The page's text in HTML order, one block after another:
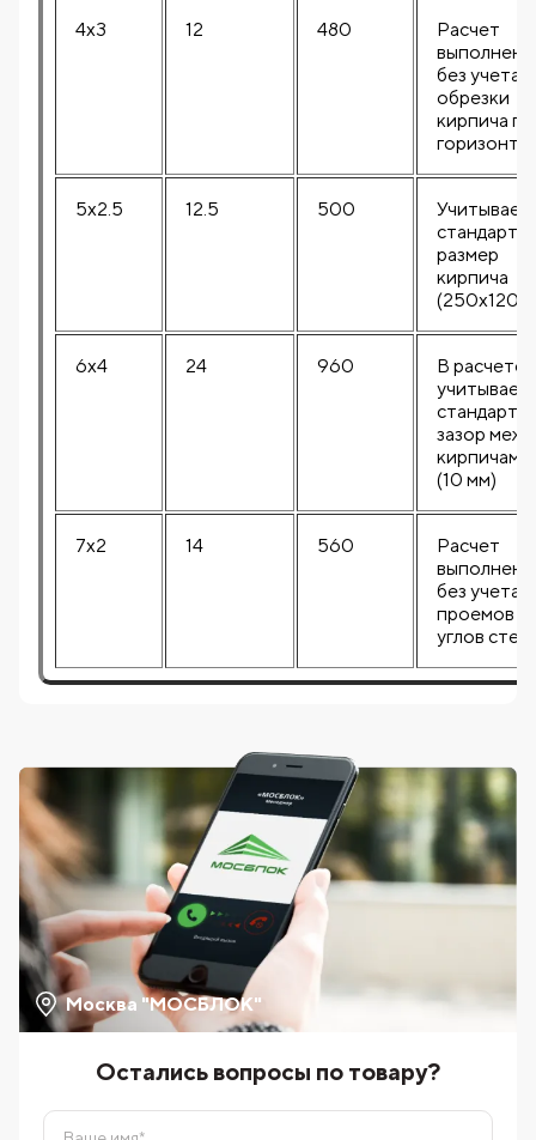
4x3 12 480
Расчет
выполнен
без учета
обрезки
кирпича по
5x2.5 12.5 500
размер
кирпича
(250x120
6x4 24 960
В расчете
зазор
кирпичами
(10 мм)
7x2 14 560
Расчет
выполнен
без учета
проемов и
углов стен
Москва "МОСБЛОК"
Остались вопросы по товару?